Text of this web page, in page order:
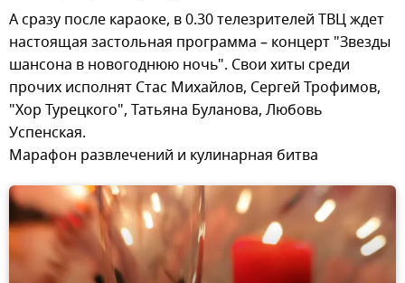
А сразу после караоке, в 0.30 телезрителей ТВЦ ждет
настоящая застольная программа – концерт "Звезды
шансона в новогоднюю ночь". Свои хиты среди
прочих исполнят Стас Михайлов, Сергей Трофимов,
"Хор Турецкого", Татьяна Буланова, Любовь
Успенская.
Марафон развлечений и кулинарная битва